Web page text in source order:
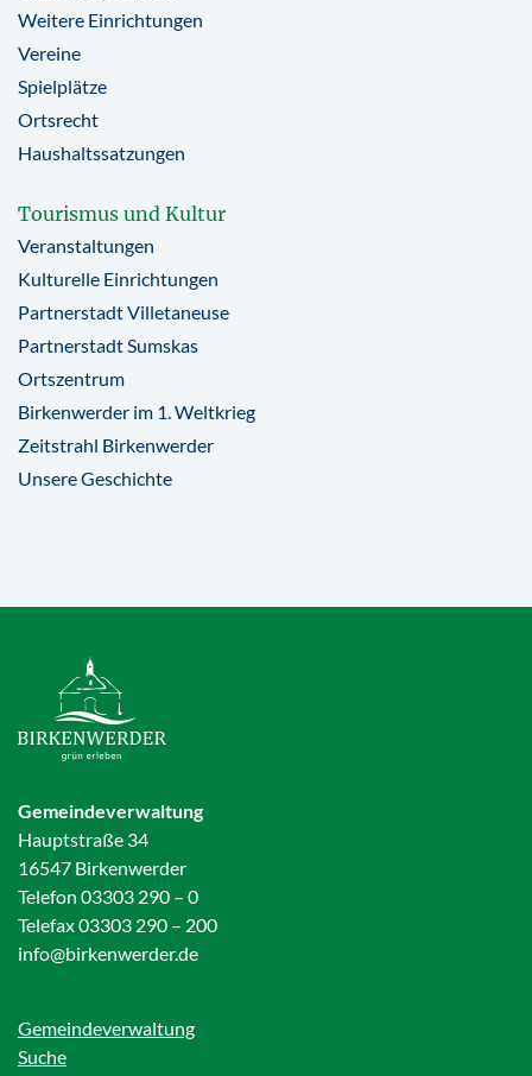
Weitere Einrichtungen
Vereine
Spielplätze
Ortsrecht
Haushaltssatzungen
Tourismus und Kultur
Veranstaltungen
Kulturelle Einrichtungen
Partnerstadt Villetaneuse
Partnerstadt Sumskas
Ortszentrum
Birkenwerder im 1. Weltkrieg
Zeitstrahl Birkenwerder
Unsere Geschichte
Gemeindeverwaltung
Hauptstraße 34
16547 Birkenwerder
Telefon 03303 290 – 0
Telefax 03303 290 – 200
info@birkenwerder.de
Gemeindeverwaltung
Suche